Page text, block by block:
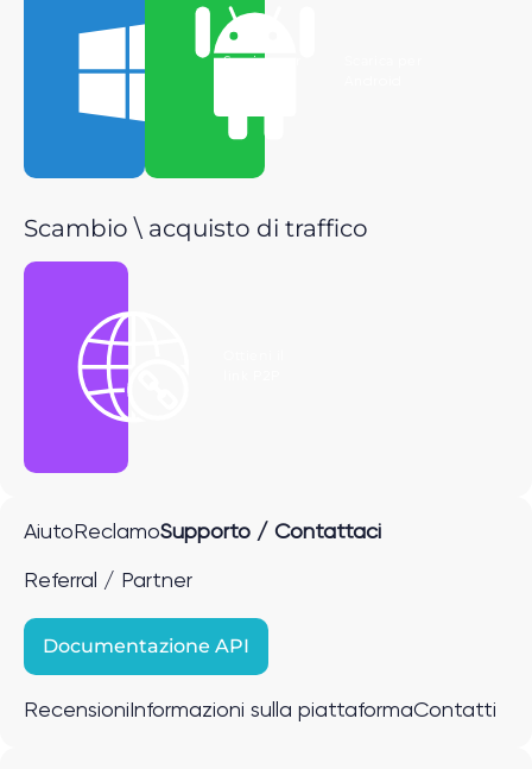
Scarica per
Scambio \ acquisto di traffico
Aiuto ReclamoSupporto / Contattaci
Referral / Partner
Documentazione API
Recensioni Informazioni sulla piattaformaContatti